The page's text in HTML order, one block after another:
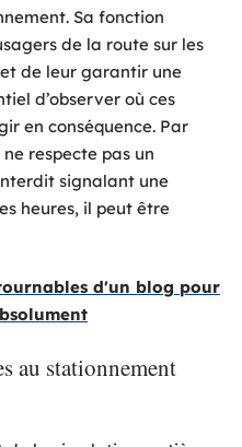
Sa fonction
de la route sur les
de leur garantir une
d’observer où ces
en conséquence. Par
respecte pas un
signalant une
heures, il peut être
d'un blog pour
au stationnement